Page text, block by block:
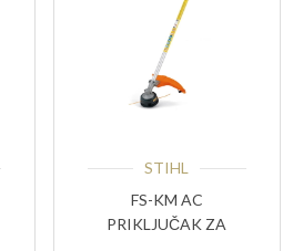
STIHL
FS-KM AC
PRIKLJUČAK ZA